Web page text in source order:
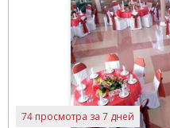
74 просмотра за 7 дней